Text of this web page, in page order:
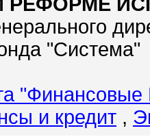
"Система"
"Финансовые
и кредит ,